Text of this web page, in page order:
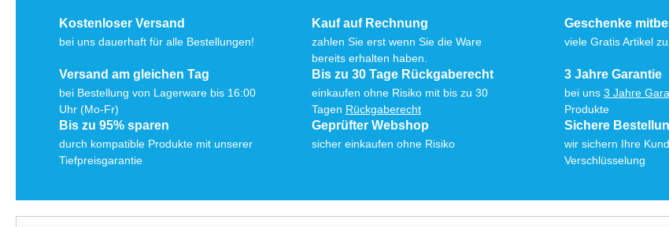
Kostenloser Versand
bei uns dauerhaft für alle Bestellungen!
Kauf auf Rechnung
zahlen Sie erst wenn Sie die Ware
bereits erhalten haben.
Geschenke
viele Gratis Artikel
Versand am gleichen Tag
bei Bestellung von Lagerware bis 16:00
Uhr (Mo-Fr)
Bis zu 30 Tage Rückgaberecht
einkaufen ohne Risiko mit bis zu 30
Tagen Rückgaberecht
3 Jahre Garantie
bei uns 3 Jahre
Produkte
Bis zu 95% sparen
durch kompatible Produkte mit unserer
Tiefpreisgarantie
Geprüfter Webshop
sicher einkaufen ohne Risiko
Sichere
wir sichern Ihre
Verschlüsselung